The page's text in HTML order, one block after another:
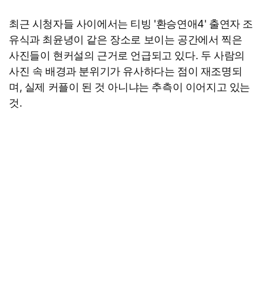
최근 시청자들 사이에서는 티빙 '환승연애4' 출연자 조
유식과 최윤녕이 같은 장소로 보이는 공간에서 찍은
사진들이 현커설의 근거로 언급되고 있다. 두 사람의
사진 속 배경과 분위기가 유사하다는 점이 재조명되
며, 실제 커플이 된 것 아니냐는 추측이 이어지고 있는
것.